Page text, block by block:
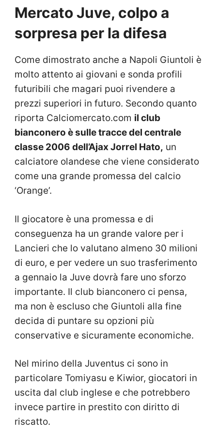
Mercato Juve, colpo a
sorpresa per la difesa
Come dimostrato anche a Napoli Giuntoli è
molto attento ai giovani e sonda profili
futuribili che magari puoi rivendere a
prezzi superiori in futuro. Secondo quanto
riporta Calciomercato.com il club
bianconero è sulle tracce del centrale
classe 2006 dell’Ajax Jorrel Hato, un
calciatore olandese che viene considerato
come una grande promessa del calcio
‘Orange’.
Il giocatore è una promessa e di
conseguenza ha un grande valore per i
Lancieri che lo valutano almeno 30 milioni
di euro, e per vedere un suo trasferimento
a gennaio la Juve dovrà fare uno sforzo
importante. Il club bianconero ci pensa,
ma non è escluso che Giuntoli alla fine
decida di puntare su opzioni più
conservative e sicuramente economiche.
Nel mirino della Juventus ci sono in
particolare Tomiyasu e Kiwior, giocatori in
uscita dal club inglese e che potrebbero
invece partire in prestito con diritto di
riscatto.